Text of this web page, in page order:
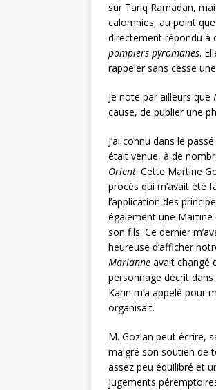
sur Tariq Ramadan,
calomnies, au point
directement répondu à
pompiers pyromanes.
rappeler sans cesse
Je note par ailleurs que
cause, de publier une
J’ai connu dans le
était venue, à de
Orient. Cette Martine
procès qui m’avait été
l’application des
également une Martine
son fils. Ce dernier
heureuse d’afficher
Marianne avait changé
personnage décrit dans
Kahn m’a appelé pour
organisait.
M. Gozlan peut écrire,
malgré son soutien de
assez peu équilibré et
jugements